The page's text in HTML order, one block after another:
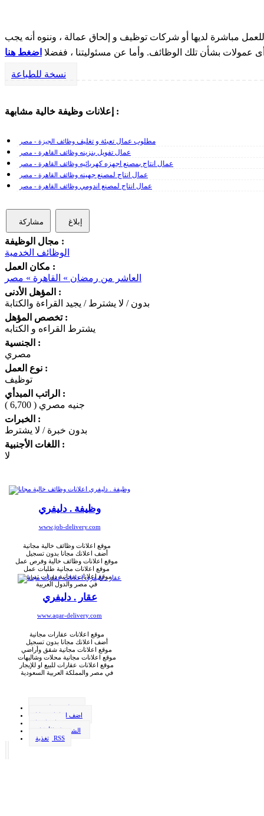
مباشرة لديها أو شركات توظيف و إلحاق عمالة ، وننوه أنه يجب
عمولات بشأن تلك الوظائف. وأما عن مسئوليتنا ، ففضلا اضغط هنا
نسخة للطباعة
إعلانات وظيفة خالية مشابهة :
مطلوب عمال تعبئة و تغليف وظائف الجيزة - مصر
عمال تفويل بنزينه وظائف القاهرة - مصر
عمال انتاج بمصنع اجهزه كهربائيه وظائف القاهرة - مصر
عمال انتاج لمصنع جهينه وظائف القاهرة - مصر
عمال انتاج لمصنع اندومي وظائف القاهرة - مصر
مشاركة إبلاغ
مجال الوظيفة :
الوظائف الخدمية
مكان العمل :
العاشر من رمضان » القاهرة » مصر
المؤهل الأدنى :
بدون / لا يشترط / يجيد القراءة والكتابة
تخصص المؤهل :
يشترط القراءه و الكتابه
الجنسية :
مصري
نوع العمل :
توظيف
الراتب المبدأي :
( 6,700 ) جنيه مصري
الخبرات :
بدون خبرة / لا يشترط
اللغات الأجنبية :
لا
وظيفة . دليفري
www.job-delivery.com
موقع اعلانات وظائف خالية مجانية
أضف اعلانك مجانا بدون تسجيل
موقع اعلانات وظائف خالية وفرص عمل
موقع اعلانات مجانية طلبات عمل
موقع اعلانات مجانية دورات تدريبية
في مصر والدول العربية
عقار . دليفري
www.aqar-delivery.com
موقع اعلانات عقارات مجانية
أضف اعلانك مجانا بدون تسجيل
موقع اعلانات مجانية شقق وأراضي
موقع اعلانات مجانية محلات وشاليهات
موقع اعلانات عقارات للبيع او للإيجار
في مصر والمملكة العربية السعودية
اضف اعلانك مجانا
الشروط والأحكام
تغذية RSS